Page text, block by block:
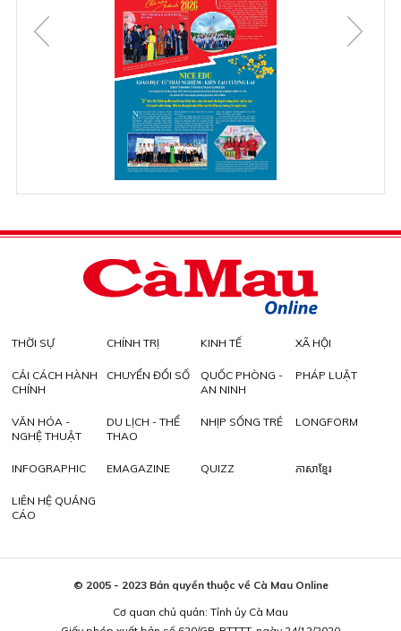
THỜI SỰ CHÍNH TRỊ KINH TẾ XÃ HỘI
CẢI CÁCH HÀNH
CHÍNH
CHUYỂN ĐỔI SỐ
QUỐC PHÒNG -
AN NINH
PHÁP LUẬT
VĂN HÓA -
NGHỆ THUẬT
DU LỊCH - THỂ
THAO
NHỊP SỐNG TRẺ LONGFORM
INFOGRAPHIC EMAGAZINE QUIZZ ភាសាខ្មែរ
LIÊN HỆ QUẢNG
CÁO
© 2005 - 2023 Bản quyền thuộc về Cà Mau Online
Cơ quan chủ quản: Tỉnh ủy Cà Mau